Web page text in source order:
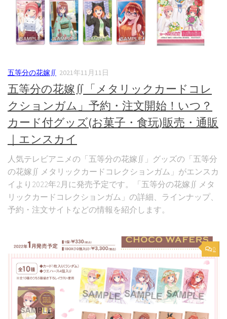
五等分の花嫁∬ 2021年11月11日
五等分の花嫁∬「メタリックカードコレ
クションガム」予約・注文開始！いつ？
カード付グッズ(お菓子・食玩)販売・通販
｜エンスカイ
人気テレビアニメの「五等分の花嫁∬」グッズの「五等分
の花嫁∬ メタリックカードコレクションガム」がエンスカ
イより2022年2月に発売予定です。「五等分の花嫁∬ メタ
リックカードコレクションガム」の詳細、ラインナップ、
予約・注文サイトなどの情報を紹介します。
0